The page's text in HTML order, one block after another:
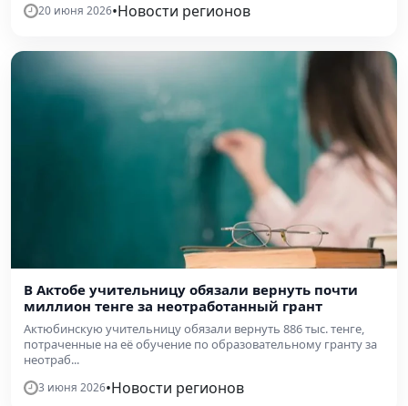
20 июня 2026•Новости регионов
В Актобе учительницу обязали вернуть почти
миллион тенге за неотработанный грант
Актюбинскую учительницу обязали вернуть 886 тыс. тенге,
потраченные на её обучение по образовательному гранту за
неотраб...
3 июня 2026•Новости регионов